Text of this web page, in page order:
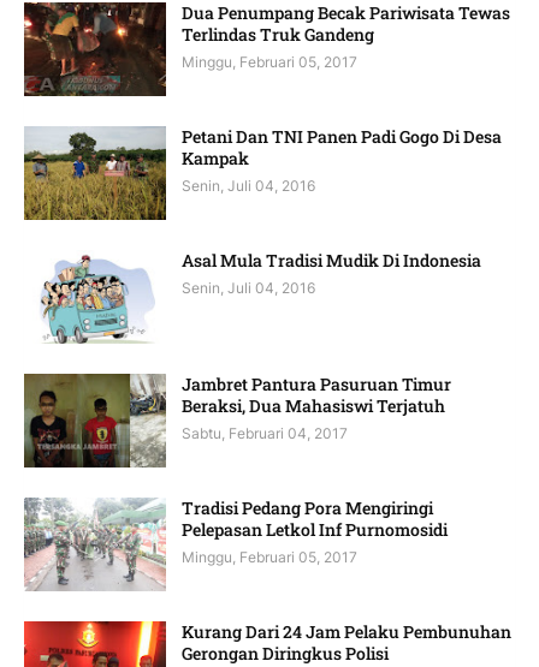
Dua Penumpang Becak Pariwisata Tewas
Terlindas Truk Gandeng
Minggu, Februari 05, 2017
Petani Dan TNI Panen Padi Gogo Di Desa
Kampak
Senin, Juli 04, 2016
Asal Mula Tradisi Mudik Di Indonesia
Senin, Juli 04, 2016
Jambret Pantura Pasuruan Timur
Beraksi, Dua Mahasiswi Terjatuh
Sabtu, Februari 04, 2017
Tradisi Pedang Pora Mengiringi
Pelepasan Letkol Inf Purnomosidi
Minggu, Februari 05, 2017
Kurang Dari 24 Jam Pelaku Pembunuhan
Gerongan Diringkus Polisi